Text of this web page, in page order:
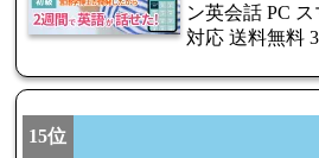
ン英会話 PC
対応 送料無料
15位